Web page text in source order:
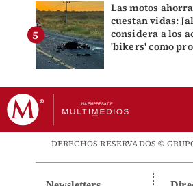
Las motos
cuestan vidas:
considera a los
'bikers' como
DERECHOS RESERVADOS ©